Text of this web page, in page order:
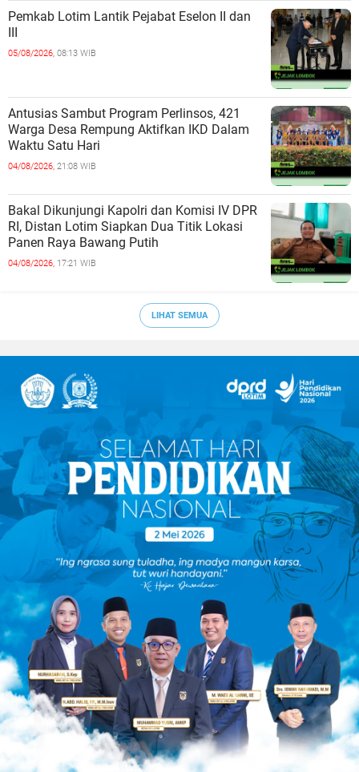
Pemkab Lotim Lantik Pejabat Eselon II dan
III
05/08/2026, 08:13 WIB
Antusias Sambut Program Perlinsos, 421
Warga Desa Rempung Aktifkan IKD Dalam
Waktu Satu Hari
04/08/2026, 21:08 WIB
Bakal Dikunjungi Kapolri dan Komisi IV DPR
RI, Distan Lotim Siapkan Dua Titik Lokasi
Panen Raya Bawang Putih
04/08/2026, 17:21 WIB
LIHAT SEMUA